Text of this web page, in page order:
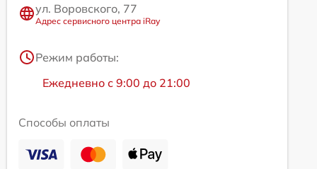
ул. Воровского, 77
Адрес сервисного центра iRay
Режим работы:
Ежедневно с 9:00 до 21:00
Способы оплаты